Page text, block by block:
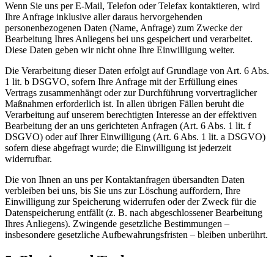
Wenn Sie uns per E-Mail, Telefon oder Telefax kontaktieren, wird
Ihre Anfrage inklusive aller daraus hervorgehenden
personenbezogenen Daten (Name, Anfrage) zum Zwecke der
Bearbeitung Ihres Anliegens bei uns gespeichert und verarbeitet.
Diese Daten geben wir nicht ohne Ihre Einwilligung weiter.
Die Verarbeitung dieser Daten erfolgt auf Grundlage von Art. 6 Abs.
1 lit. b DSGVO, sofern Ihre Anfrage mit der Erfüllung eines
Vertrags zusammenhängt oder zur Durchführung vorvertraglicher
Maßnahmen erforderlich ist. In allen übrigen Fällen beruht die
Verarbeitung auf unserem berechtigten Interesse an der effektiven
Bearbeitung der an uns gerichteten Anfragen (Art. 6 Abs. 1 lit. f
DSGVO) oder auf Ihrer Einwilligung (Art. 6 Abs. 1 lit. a DSGVO)
sofern diese abgefragt wurde; die Einwilligung ist jederzeit
widerrufbar.
Die von Ihnen an uns per Kontaktanfragen übersandten Daten
verbleiben bei uns, bis Sie uns zur Löschung auffordern, Ihre
Einwilligung zur Speicherung widerrufen oder der Zweck für die
Datenspeicherung entfällt (z. B. nach abgeschlossener Bearbeitung
Ihres Anliegens). Zwingende gesetzliche Bestimmungen –
insbesondere gesetzliche Aufbewahrungsfristen – bleiben unberührt.